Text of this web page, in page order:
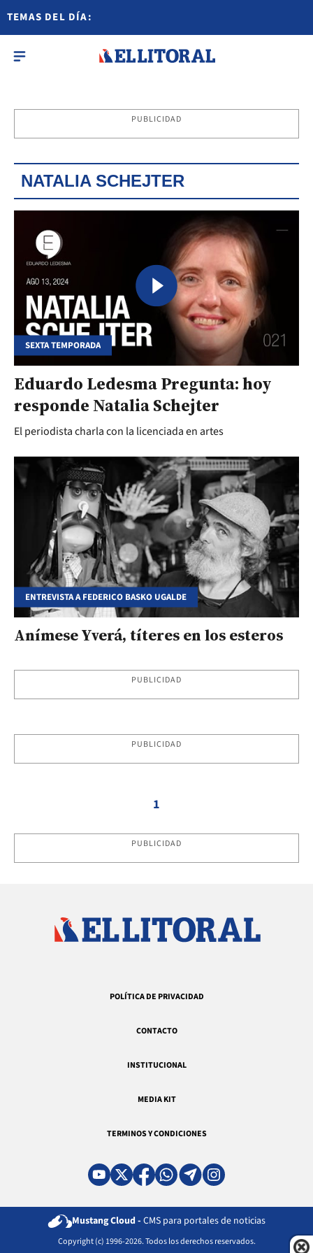
TEMAS DEL DÍA:
PUBLICIDAD
NATALIA SCHEJTER
SEXTA TEMPORADA
Eduardo Ledesma Pregunta: hoy
responde Natalia Schejter
El periodista charla con la licenciada en artes
ENTREVISTA A FEDERICO BASKO UGALDE
Anímese Yverá, títeres en los esteros
PUBLICIDAD
PUBLICIDAD
1
PUBLICIDAD
POLÍTICA DE PRIVACIDAD
CONTACTO
INSTITUCIONAL
MEDIA KIT
TERMINOS Y CONDICIONES
Mustang Cloud - CMS para portales de noticias
Copyright (c) 1996-2026. Todos los derechos reservados.